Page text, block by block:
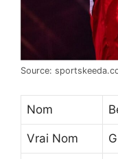
Source:
Nom
Vrai Nom